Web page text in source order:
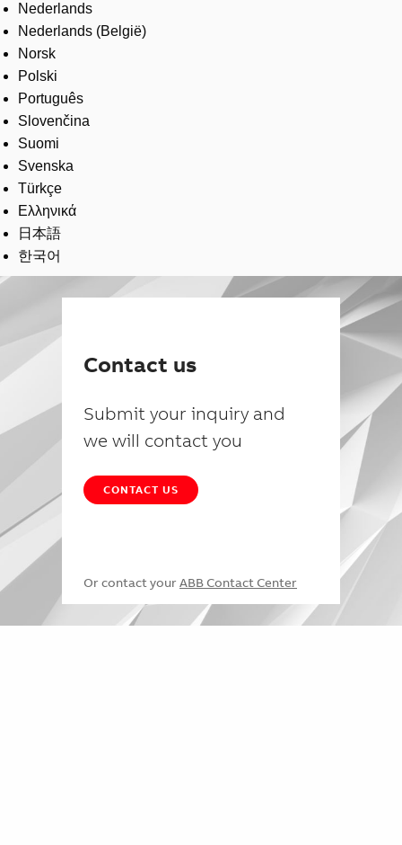
Nederlands
Nederlands (België)
Norsk
Polski
Português
Slovenčina
Suomi
Svenska
Türkçe
Ελληνικά
日本語
한국어
Contact us
Submit your inquiry and
we will contact you
CONTACT US
Or contact your ABB Contact Center